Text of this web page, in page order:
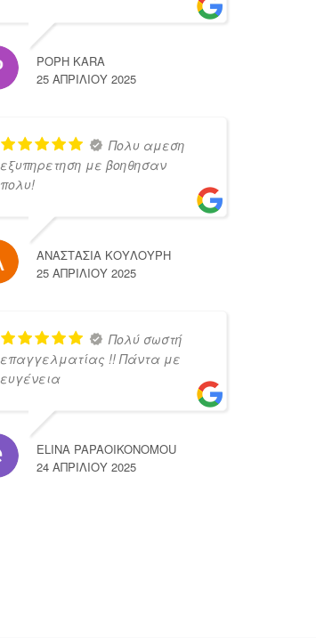
POPH KARA
25 ΑΠΡΙΛΊΟΥ 2025
Πολυ αμεση
εξυπηρετηση με βοηθησαν
πολυ!
ΑΝΑΣΤΑΣΙΑ ΚΟΥΛΟΥΡΗ
25 ΑΠΡΙΛΊΟΥ 2025
Πολύ σωστή
επαγγελματίας !! Πάντα με
ευγένεια
ELINA PAPAOIKONOMOU
24 ΑΠΡΙΛΊΟΥ 2025